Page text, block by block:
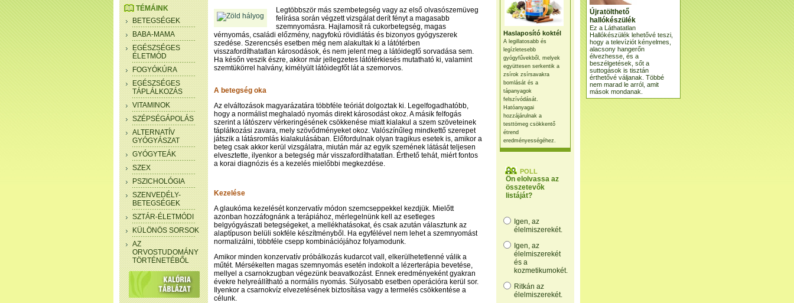
Haslaposító koktél
A legillatosabb és
legízletesebb
gyógyfűvekből, melyek
együttesen serkentik a
zsírok zsírsavakra
bomlását és a
tápanyagok
felszívódását.
Hatóanyagai
hozzájárulnak a
testtömeg csökkentő
étrend
eredményességéhez.
POLL
Ön elolvassa az
összetevők
listáját?
Igen, az
élelmiszerekét.
Igen, az
élelmiszerekét
és a
kozmetikumokét.
Ritkán az
élelmiszerekét.
TÉMÁINK
BETEGSÉGEK
BABA-MAMA
EGÉSZSÉGES
ÉLETMÓD
FOGYÓKÚRA
EGÉSZSÉGES
TÁPLÁLKOZÁS
VITAMINOK
SZÉPSÉGÁPOLÁS
ALTERNATÍV
GYÓGYÁSZAT
GYÓGYTEÁK
SZEX
PSZICHOLÓGIA
SZENVEDÉLY-
BETEGSÉGEK
SZTÁR-ÉLETMÓDI
KÜLÖNÖS SORSOK
AZ
ORVOSTUDOMÁNY
TÖRTÉNETÉBŐL
Legtöbbször más szembetegség vagy az első olvasószemüveg
felírása során végzett vizsgálat derít fényt a magasabb
szemnyomásra. Hajlamosít rá cukorbetegség, magas
vérnyomás, családi előzmény, nagyfokú rövidlátás és bizonyos gyógyszerek
szedése. Szerencsés esetben még nem alakultak ki a látótérben
visszafordíthatatlan károsodások, és nem jelent meg a látóidegfő sorvadása sem.
Ha későn veszik észre, akkor már jellegzetes látótérkiesés mutatható ki, valamint
szemtükörrel halvány, kimélyült látóidegfőt lát a szemorvos.
A betegség oka
Az elváltozások magyarázatára többféle teóriát dolgoztak ki. Legelfogadhatóbb,
hogy a normálist meghaladó nyomás direkt károsodást okoz. A másik felfogás
szerint a látószerv vérkeringésének csökkenése miatt kialakul a szem szöveteinek
táplálkozási zavara, mely szövődményeket okoz. Valószínűleg mindkettő szerepet
játszik a látásromlás kialakulásában. Előfordulnak olyan tragikus esetek is, amikor a
beteg csak akkor kerül vizsgálatra, miután már az egyik szemének látását teljesen
elvesztette, ilyenkor a betegség már visszafordíthatatlan. Érthető tehát, miért fontos
a korai diagnózis és a kezelés mielőbbi megkezdése.
Kezelése
A glaukóma kezelését konzervatív módon szemcseppekkel kezdjük. Mielőtt
azonban hozzáfognánk a terápiához, mérlegelnünk kell az esetleges
belgyógyászati betegségeket, a mellékhatásokat, és csak azután választunk az
alaptípuson belüli sokféle készítményből. Ha egyfélével nem lehet a szemnyomást
normalizálni, többféle csepp kombinációjához folyamodunk.
Amikor minden konzervatív próbálkozás kudarcot vall, elkerülhetetlenné válik a
műtét. Mérsékelten magas szemnyomás esetén indokolt a lézerterápia bevetése,
mellyel a csarnokzugban végezünk beavatkozást. Ennek eredményeként gyakran
évekre helyreállítható a normális nyomás. Súlyosabb esetben operációra kerül sor.
Ilyenkor a csarnokvíz elvezetésének biztosítása vagy a termelés csökkentése a
célunk.
Újratölthető
hallókészülék
Ez a Láthatatlan
Hallókészülék lehetővé teszi,
hogy a televíziót kényelmes,
alacsony hangerőn
élvezhesse, és a
beszélgetések, sőt a
suttogások is tisztán
érthetővé váljanak. Többé
nem marad le arról, amit
mások mondanak.